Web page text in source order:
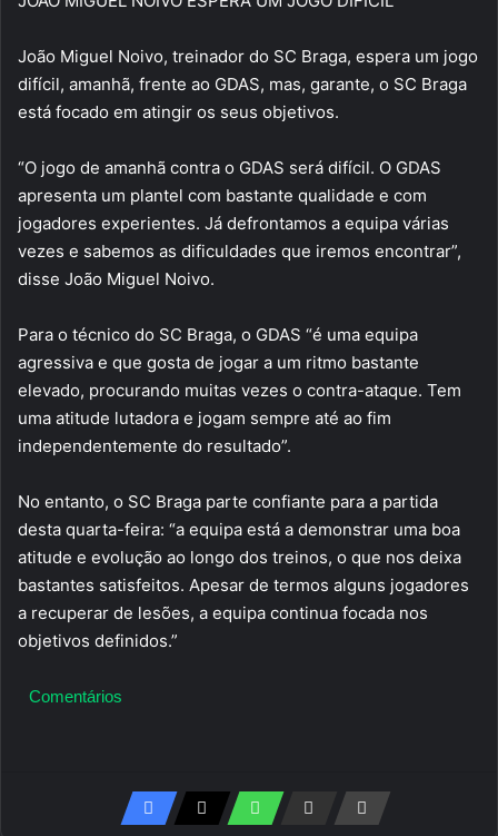
João Miguel Noivo, treinador do SC Braga, espera um jogo
difícil, amanhã, frente ao GDAS, mas, garante, o SC Braga
está focado em atingir os seus objetivos.
“O jogo de amanhã contra o GDAS será difícil. O GDAS
apresenta um plantel com bastante qualidade e com
jogadores experientes. Já defrontamos a equipa várias
vezes e sabemos as dificuldades que iremos encontrar”,
disse João Miguel Noivo.
Para o técnico do SC Braga, o GDAS “é uma equipa
agressiva e que gosta de jogar a um ritmo bastante
elevado, procurando muitas vezes o contra-ataque. Tem
uma atitude lutadora e jogam sempre até ao fim
independentemente do resultado”.
No entanto, o SC Braga parte confiante para a partida
desta quarta-feira: “a equipa está a demonstrar uma boa
atitude e evolução ao longo dos treinos, o que nos deixa
bastantes satisfeitos. Apesar de termos alguns jogadores
a recuperar de lesões, a equipa continua focada nos
objetivos definidos.”
Comentários